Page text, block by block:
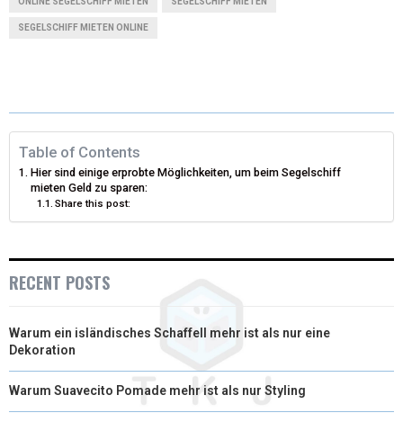
W
E
R
)
E
SEGELSCHIFF MIETEN ONLINE
Table of Contents
Hier sind einige erprobte Möglichkeiten, um beim Segelschiff
mieten Geld zu sparen:
Share this post:
RECENT POSTS
Warum ein isländisches Schaffell mehr ist als nur eine
Dekoration
Warum Suavecito Pomade mehr ist als nur Styling